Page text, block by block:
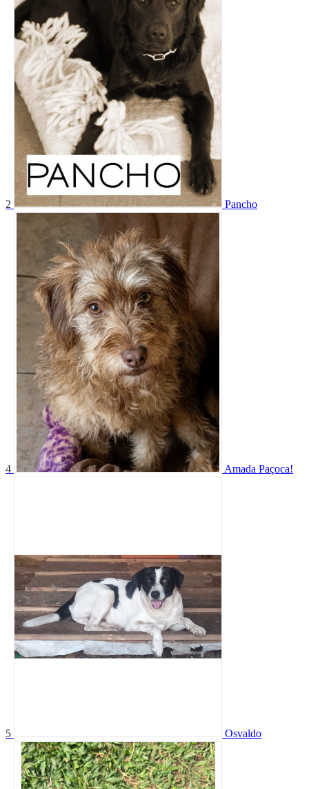
2 Pancho
4 Amada Paçoca!
5 Osvaldo